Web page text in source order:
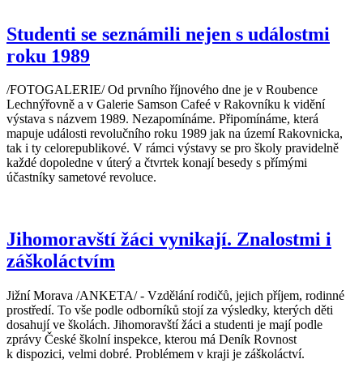
Studenti se seznámili nejen s událostmi
roku 1989
/FOTOGALERIE/ Od prvního říjnového dne je v Roubence
Lechnýřovně a v Galerie Samson Cafeé v Rakovníku k vidění
výstava s názvem 1989. Nezapomínáme. Připomínáme, která
mapuje události revolučního roku 1989 jak na území Rakovnicka,
tak i ty celorepublikové. V rámci výstavy se pro školy pravidelně
každé dopoledne v úterý a čtvrtek konají besedy s přímými
účastníky sametové revoluce.
Jihomoravští žáci vynikají. Znalostmi i
záškoláctvím
Jižní Morava /ANKETA/ - Vzdělání rodičů, jejich příjem, rodinné
prostředí. To vše podle odborníků stojí za výsledky, kterých děti
dosahují ve školách. Jihomoravští žáci a studenti je mají podle
zprávy České školní inspekce, kterou má Deník Rovnost
k dispozici, velmi dobré. Problémem v kraji je záškoláctví.